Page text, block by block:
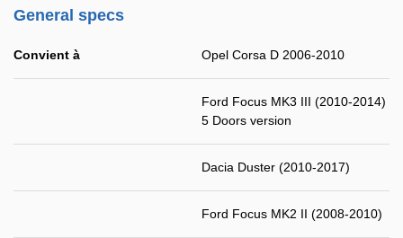
General specs
Convient à Opel Corsa D 2006-2010
Ford Focus MK3 III (2010-2014)
5 Doors version
Dacia Duster (2010-2017)
Ford Focus MK2 II (2008-2010)